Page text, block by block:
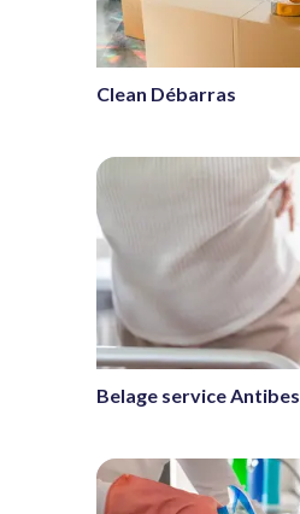
Clean Débarras
Belage service Antibes